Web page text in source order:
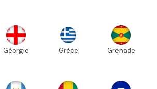
Géorgie Grèce Grenade